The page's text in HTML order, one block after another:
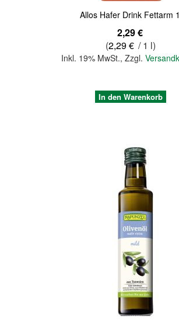
Allos Hafer Drink Fettarm
2,29 €
(2,29 € / 1 l)
Inkl. 19% MwSt., Zzgl.
In den Warenkorb